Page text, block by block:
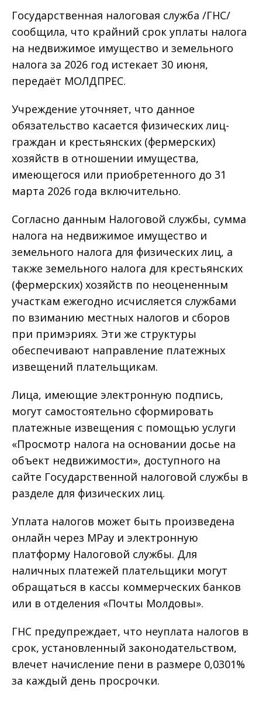
Государственная налоговая служба /ГНС/
сообщила, что крайний срок уплаты налога
на недвижимое имущество и земельного
налога за 2026 год истекает 30 июня,
передаёт МОЛДПРЕС.
Учреждение уточняет, что данное
обязательство касается физических лиц-
граждан и крестьянских (фермерских)
хозяйств в отношении имущества,
имеющегося или приобретенного до 31
марта 2026 года включительно.
Согласно данным Налоговой службы, сумма
налога на недвижимое имущество и
земельного налога для физических лиц, а
также земельного налога для крестьянских
(фермерских) хозяйств по неоцененным
участкам ежегодно исчисляется службами
по взиманию местных налогов и сборов
при примэриях. Эти же структуры
обеспечивают направление платежных
извещений плательщикам.
Лица, имеющие электронную подпись,
могут самостоятельно сформировать
платежные извещения с помощью услуги
«Просмотр налога на основании досье на
объект недвижимости», доступного на
сайте Государственной налоговой службы в
разделе для физических лиц.
Уплата налогов может быть произведена
онлайн через MPay и электронную
платформу Налоговой службы. Для
наличных платежей плательщики могут
обращаться в кассы коммерческих банков
или в отделения «Почты Молдовы».
ГНС предупреждает, что неуплата налогов в
срок, установленный законодательством,
влечет начисление пени в размере 0,0301%
за каждый день просрочки.